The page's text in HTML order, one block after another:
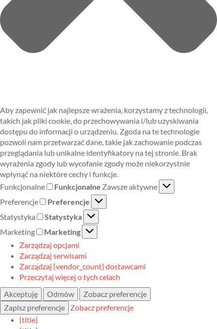
Aby zapewnić jak najlepsze wrażenia, korzystamy z technologii,
takich jak pliki cookie, do przechowywania i/lub uzyskiwania
dostępu do informacji o urządzeniu. Zgoda na te technologie
pozwoli nam przetwarzać dane, takie jak zachowanie podczas
przeglądania lub unikalne identyfikatory na tej stronie. Brak
wyrażenia zgody lub wycofanie zgody może niekorzystnie
wpłynąć na niektóre cechy i funkcje.
Funkcjonalne
Funkcjonalne Zawsze aktywne
Preferencje
Preferencje
Statystyka
Statystyka
Marketing
Marketing
Zarządzaj opcjami
Zarządzaj serwisami
Zarządzaj {vendor_count} dostawcami
Przeczytaj więcej o tych celach
Akceptuję
Odmów
Zobacz preferencje
Zapisz preferencje
Zobacz preferencje
{title}